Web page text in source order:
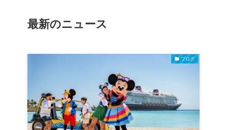
最新のニュース
ブログ